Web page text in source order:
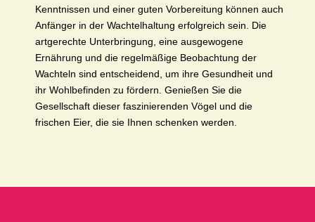
Kenntnissen und einer guten Vorbereitung können auch
Anfänger in der Wachtelhaltung erfolgreich sein. Die
artgerechte Unterbringung, eine ausgewogene
Ernährung und die regelmäßige Beobachtung der
Wachteln sind entscheidend, um ihre Gesundheit und
ihr Wohlbefinden zu fördern. Genießen Sie die
Gesellschaft dieser faszinierenden Vögel und die
frischen Eier, die sie Ihnen schenken werden.